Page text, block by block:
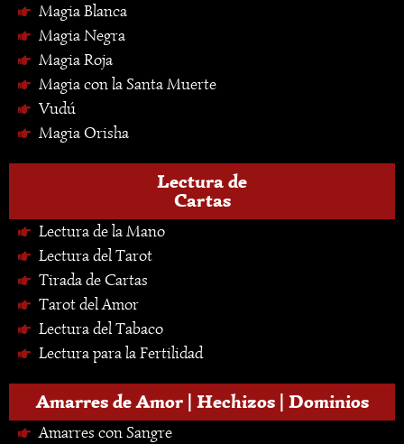
Magia Blanca
Magia Negra
Magia Roja
Magia con la Santa Muerte
Vudú
Magia Orisha
Lectura de
Cartas
Lectura de la Mano
Lectura del Tarot
Tirada de Cartas
Tarot del Amor
Lectura del Tabaco
Lectura para la Fertilidad
Amarres de Amor | Hechizos | Dominios
Amarres con Sangre